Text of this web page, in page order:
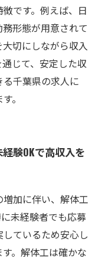
です。例えば、日
形態が用意されて
切にしながら収入
じて、安定した収
千葉県の求人に
。
験OKで高収入を
加に伴い、解体工
未経験者でも応募
ているため安心し
。解体工は確かな